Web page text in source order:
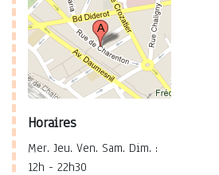
Horaires
Mer. Jeu. Ven. Sam. Dim. :
12h - 22h30